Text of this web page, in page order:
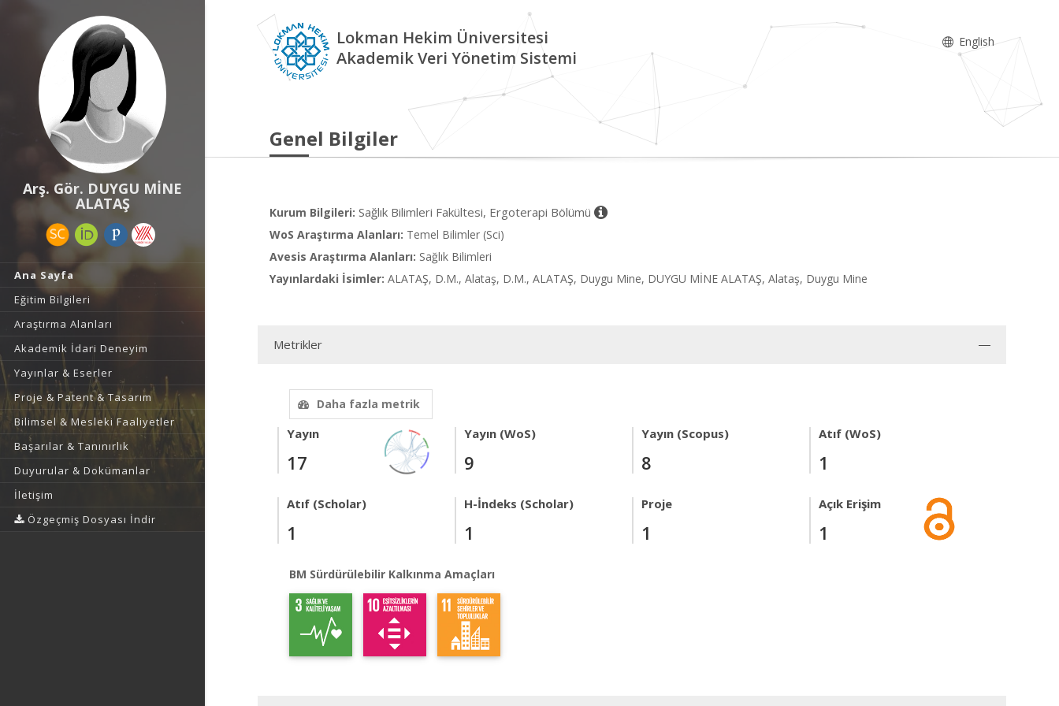
Arş. Gör. DUYGU MİNE
ALATAŞ
Ana Sayfa
Eğitim Bilgileri
Araştırma Alanları
Akademik İdari Deneyim
Yayınlar & Eserler
Proje & Patent & Tasarım
Bilimsel & Mesleki Faaliyetler
Başarılar & Tanınırlık
Duyurular & Dokümanlar
İletişim
Özgeçmiş Dosyası İndir
Lokman Hekim Üniversitesi
Akademik Veri Yönetim Sistemi
English
Genel Bilgiler
Kurum Bilgileri: Sağlık Bilimleri Fakültesi, Ergoterapi Bölümü
WoS Araştırma Alanları: Temel Bilimler (Sci)
Avesis Araştırma Alanları: Sağlık Bilimleri
Yayınlardaki İsimler: ALATAŞ, D.M., Alataş, D.M., ALATAŞ, Duygu Mine, DUYGU MİNE ALATAŞ, Alataş, Duygu Mine
Metrikler
Daha fazla metrik
Yayın
17
Yayın (WoS)
9
Yayın (Scopus)
8
Atıf (WoS)
1
Atıf (Scholar)
1
H-İndeks (Scholar)
1
Proje
1
Açık Erişim
1
BM Sürdürülebilir Kalkınma Amaçları